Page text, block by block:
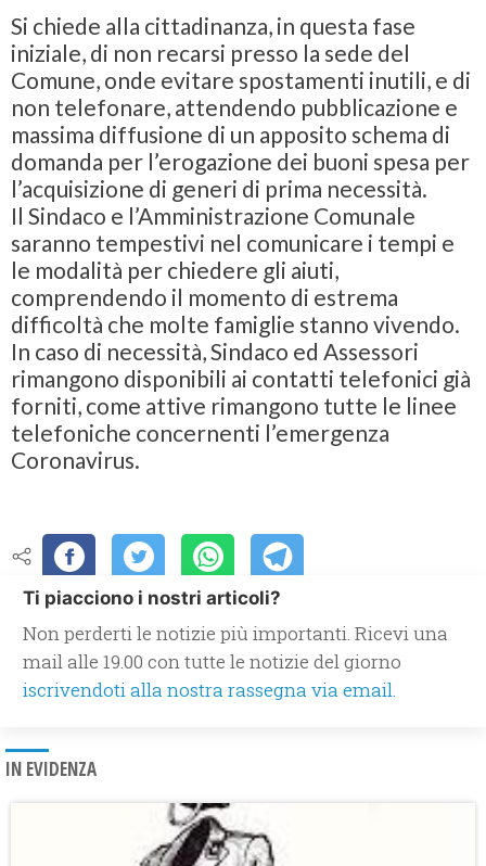
Si chiede alla cittadinanza, in questa fase
iniziale, di non recarsi presso la sede del
Comune, onde evitare spostamenti inutili, e di
non telefonare, attendendo pubblicazione e
massima diffusione di un apposito schema di
domanda per l’erogazione dei buoni spesa per
l’acquisizione di generi di prima necessità.
Il Sindaco e l’Amministrazione Comunale
saranno tempestivi nel comunicare i tempi e
le modalità per chiedere gli aiuti,
comprendendo il momento di estrema
difficoltà che molte famiglie stanno vivendo.
In caso di necessità, Sindaco ed Assessori
rimangono disponibili ai contatti telefonici già
forniti, come attive rimangono tutte le linee
telefoniche concernenti l’emergenza
Coronavirus.
Ti piacciono i nostri articoli?
Non perderti le notizie più importanti. Ricevi una
mail alle 19.00 con tutte le notizie del giorno
iscrivendoti alla nostra rassegna via email.
IN EVIDENZA